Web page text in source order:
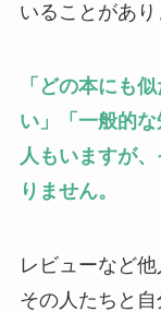
いることがあり
「どの本にも
い」「一般的
人もいますが
りません。
レビューなど
その人たちと